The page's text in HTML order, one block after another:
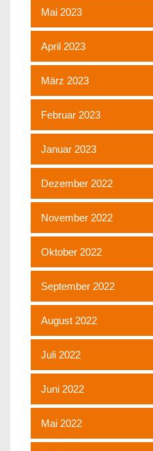
Mai 2023
April 2023
März 2023
Februar 2023
Januar 2023
Dezember 2022
November 2022
Oktober 2022
September 2022
August 2022
Juli 2022
Juni 2022
Mai 2022